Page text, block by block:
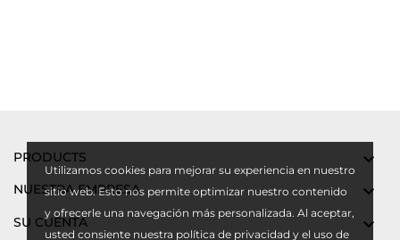
Utilizamos cookies para mejorar su experiencia en nuestro
sitio web. Esto nos permite optimizar nuestro contenido
y ofrecerle una navegación más personalizada. Al aceptar,
usted consiente nuestra política de privacidad y el uso de
PRODUCTS 
NUESTRA EMPRESA 
SU CUENTA 